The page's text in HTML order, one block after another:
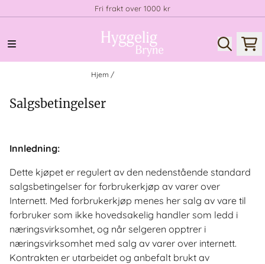
Fri frakt over 1000 kr
Hjem /
Salgsbetingelser
Innledning:
Dette kjøpet er regulert av den nedenstående standard
salgsbetingelser for forbrukerkjøp av varer over
Internett. Med forbrukerkjøp menes her salg av vare til
forbruker som ikke hovedsakelig handler som ledd i
næringsvirksomhet, og når selgeren opptrer i
næringsvirksomhet med salg av varer over internett.
Kontrakten er utarbeidet og anbefalt brukt av